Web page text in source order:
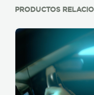
PRODUCTOS